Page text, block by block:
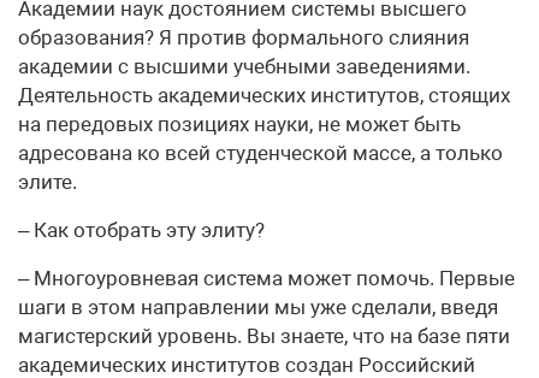
Академии наук достоянием системы высшего
образования? Я против формального слияния
академии с высшими учебными заведениями.
Деятельность академических институтов, стоящих
на передовых позициях науки, не может быть
адресована ко всей студенческой массе, а только
элите.
– Как отобрать эту элиту?
– Многоуровневая система может помочь. Первые
шаги в этом направлении мы уже сделали, введя
магистерский уровень. Вы знаете, что на базе пяти
академических институтов создан Российский